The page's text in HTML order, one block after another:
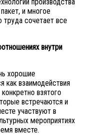
и многое
сочетает все
внутри
хорошие
как взаимодействия
взятого
встречаются и
участвуют в
мероприятиях
вместе.